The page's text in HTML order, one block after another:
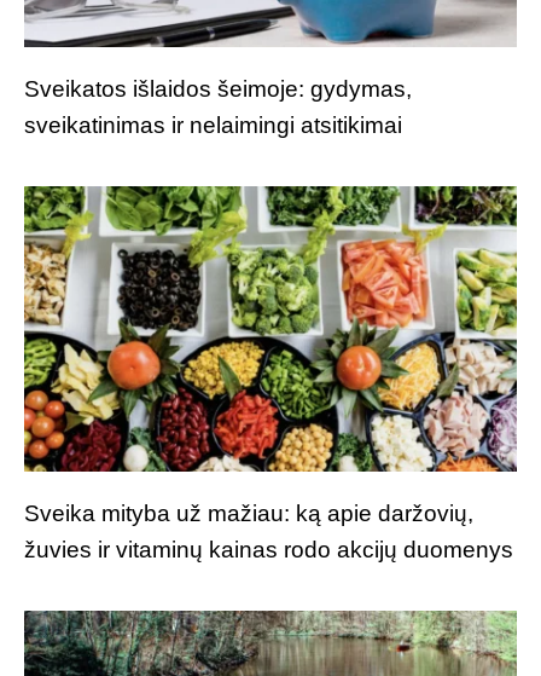
Sveikatos išlaidos šeimoje: gydymas,
sveikatinimas ir nelaimingi atsitikimai
Sveika mityba už mažiau: ką apie daržovių,
žuvies ir vitaminų kainas rodo akcijų duomenys